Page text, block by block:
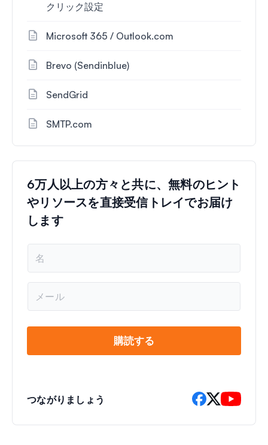
クリック設定
Microsoft 365 / Outlook.com
Brevo (Sendinblue)
SendGrid
SMTP.com
6万人以上の方々と共に、無料のヒント
やリソースを直接受信トレイでお届け
します
*
ル
購読する
つながりましょう